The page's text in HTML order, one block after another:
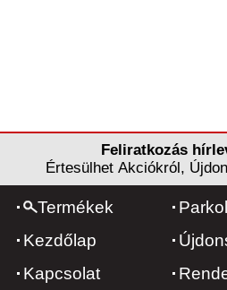
Feliratkozás
Értesülhet Akciókról,
Termékek
Kezdőlap
Kapcsolat